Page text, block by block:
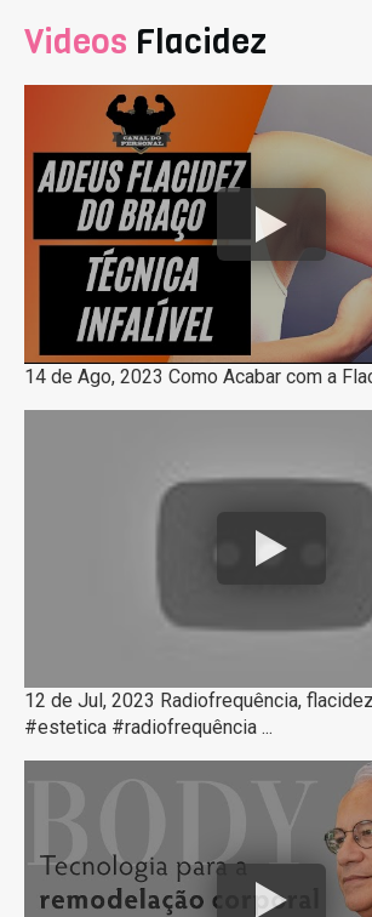
Videos Flacidez
14 de Ago, 2023 Como Acabar com a
12 de Jul, 2023 Radiofrequência,
#estetica #radiofrequência ...